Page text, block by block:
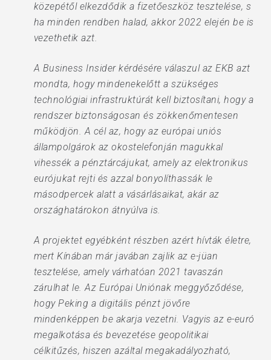
közepétől elkezdődik a fizetőeszköz tesztelése, s
ha minden rendben halad, akkor 2022 elején be is
vezethetik azt.
A Business Insider kérdésére válaszul az EKB azt
mondta, hogy mindenekelőtt a szükséges
technológiai infrastruktúrát kell biztosítani, hogy a
rendszer biztonságosan és zökkenőmentesen
működjön. A cél az, hogy az európai uniós
állampolgárok az okostelefonján magukkal
vihessék a pénztárcájukat, amely az elektronikus
eurójukat rejti és azzal bonyolíthassák le
másodpercek alatt a vásárlásaikat, akár az
országhatárokon átnyúlva is.
A projektet egyébként részben azért hívták életre,
mert Kínában már javában zajlik az e-jüan
tesztelése, amely várhatóan 2021 tavaszán
zárulhat le. Az Európai Uniónak meggyőződése,
hogy Peking a digitális pénzt jövőre
mindenképpen be akarja vezetni. Vagyis az e-euró
megalkotása és bevezetése geopolitikai
célkitűzés, hiszen azáltal megakadályozható,